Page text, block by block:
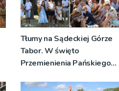
Tłumy na Sądeckiej Górze
Tabor. W święto
Przemienienia Pańskiego
znaczeniu Sakramentów